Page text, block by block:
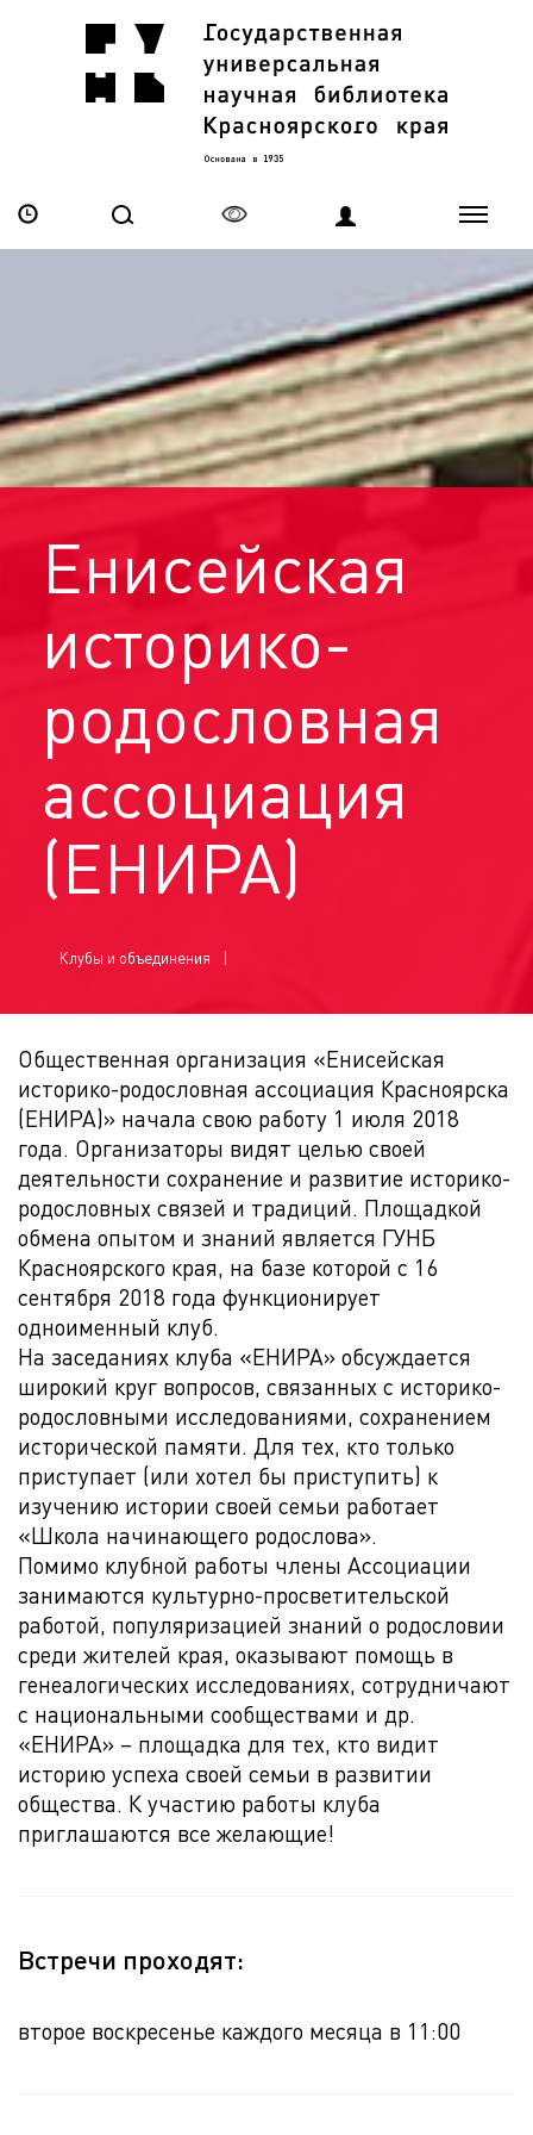
Енисейская
историко-
родословная
ассоциация
(ЕНИРА)
Клубы и объединения
Общественная организация «Енисейская
историко-родословная ассоциация Красноярска
(ЕНИРА)» начала свою работу 1 июля 2018
года. Организаторы видят целью своей
деятельности сохранение и развитие историко-
родословных связей и традиций. Площадкой
обмена опытом и знаний является ГУНБ
Красноярского края, на базе которой с 16
сентября 2018 года функционирует
одноименный клуб.
На заседаниях клуба «ЕНИРА» обсуждается
широкий круг вопросов, связанных с историко-
родословными исследованиями, сохранением
исторической памяти. Для тех, кто только
приступает (или хотел бы приступить) к
изучению истории своей семьи работает
«Школа начинающего родослова».
Помимо клубной работы члены Ассоциации
занимаются культурно-просветительской
работой, популяризацией знаний о родословии
среди жителей края, оказывают помощь в
генеалогических исследованиях, сотрудничают
с национальными сообществами и др.
«ЕНИРА» – площадка для тех, кто видит
историю успеха своей семьи в развитии
общества. К участию работы клуба
приглашаются все желающие!
Встречи проходят:
второе воскресенье каждого месяца в 11:00